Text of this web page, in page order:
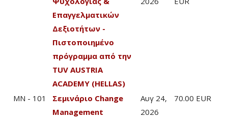
Επαγγελματικών
Δεξιοτήτων -
Πιστοποιημένο
πρόγραμμα από την
TUV AUSTRIA
ACADEMY (HELLAS)
MN - 101
Σεμινάριο Change
Management
Αυγ 24,
2026
70.00 EUR